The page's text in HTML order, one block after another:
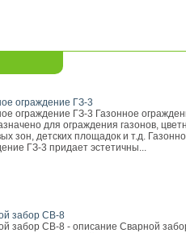
ограждение ГЗ-3
ограждение ГЗ-3 Газонное
для ограждения газонов,
зон, детских площадок и т.д.
ГЗ-3 придает эстетичны...
забор СВ-8
забор СВ-8 - описание Сварной